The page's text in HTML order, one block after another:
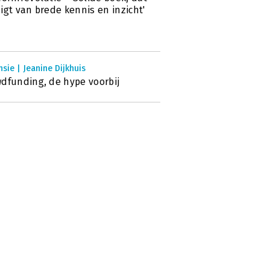
van brede kennis en inzicht'
| Jeanine Dijkhuis
de hype voorbij